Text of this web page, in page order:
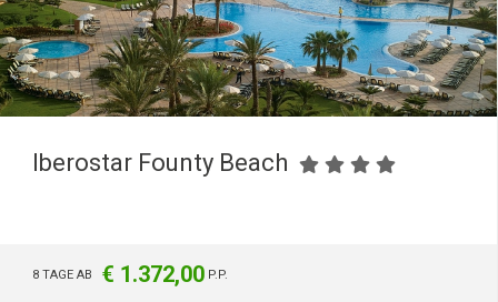
Iberostar Founty Beach
8 TAGE AB € 1.372,00 P.P.